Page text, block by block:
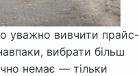
уважно вивчити прайс-
вибрати більш
немає — тільки